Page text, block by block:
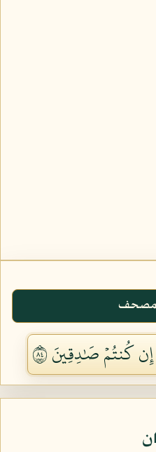
كُنتُمۡ صَٰدِقِينَ ٤٨